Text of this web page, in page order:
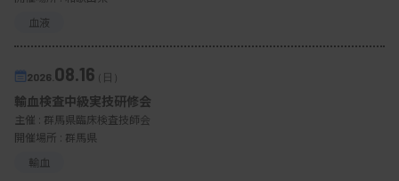
血液
2026. 08.16（日）
輸血検査中級実技研修会
主催 : 群馬県臨床検査技師会
開催場所 : 群馬県
輸血